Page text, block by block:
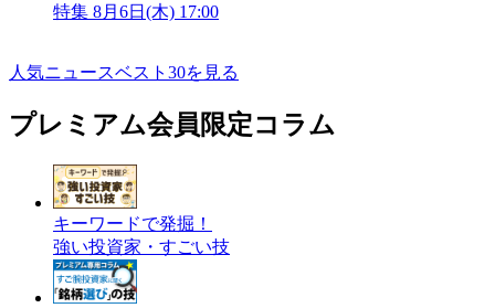
特集 8月6日(木) 17:00
人気ニュースベスト30を見る
プレミアム会員限定コラム
キーワードで発掘！
強い投資家・すごい技